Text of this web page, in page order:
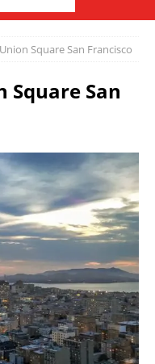
Square San Francisco
Square San